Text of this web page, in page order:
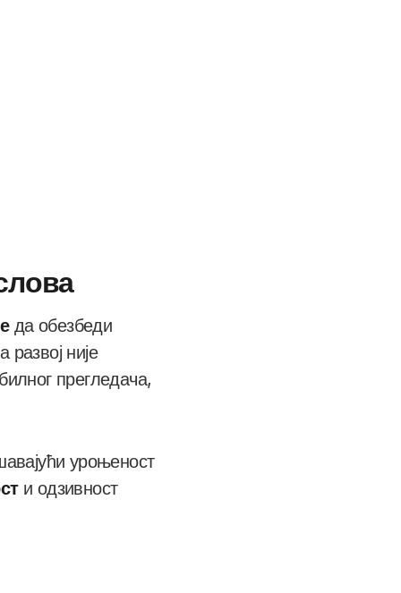
да обезбеди
развој није
прегледача,
уроњеност
и одзивност